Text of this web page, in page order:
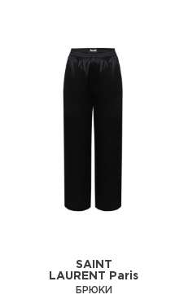
SAINT
LAURENT Paris
БРЮКИ